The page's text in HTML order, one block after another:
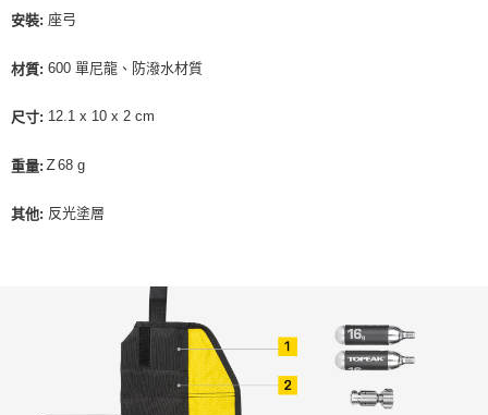
離島宅配
每筆NT$100
安裝: 座弓
材質: 600 單尼龍、防潑水材質
尺寸: 12.1 x 10 x 2 cm
重量: Ｚ68 g
其他: 反光塗層